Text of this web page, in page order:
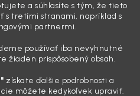
a súhlasíte s tým, že tieto
tretími stranami, napríklad s
partnermi.
používať iba nevyhnutné
žiaden prispôsobený obsah.
získate ďalšie podrobnosti a
môžete kedykoľvek upraviť.
slnko, vy sedíte v čerstvo
na palubnú dosku vás ide poraziť. V
a v švíkoch sedačiek na vás stále
tam jednodu...
5 kúskov autokozmetiky,